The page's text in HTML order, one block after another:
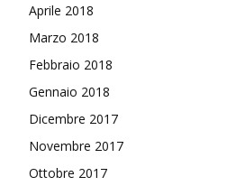
Aprile 2018
Marzo 2018
Febbraio 2018
Gennaio 2018
Dicembre 2017
Novembre 2017
Ottobre 2017